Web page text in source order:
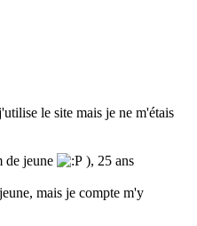
le site mais je ne m'étais
de jeune ), 25 ans
mais je compte m'y